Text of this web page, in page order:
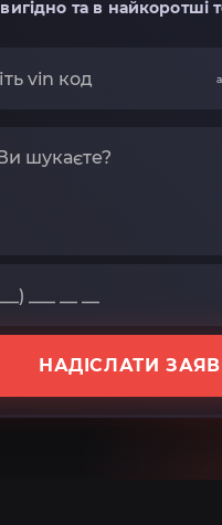
вигідно та в найкоротші
НАДІСЛАТИ